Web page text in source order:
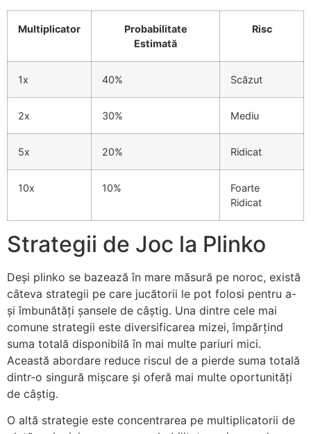
Multiplicator
Probabilitate
Estimată
Risc
1x 40% Scăzut
2x 30% Mediu
5x 20% Ridicat
10x 10%
Foarte
Ridicat
Strategii de Joc la Plinko
Deși plinko se bazează în mare măsură pe noroc, există
câteva strategii pe care jucătorii le pot folosi pentru a-
și îmbunătăți șansele de câștig. Una dintre cele mai
comune strategii este diversificarea mizei, împărțind
suma totală disponibilă în mai multe pariuri mici.
Această abordare reduce riscul de a pierde suma totală
dintr-o singură mișcare și oferă mai multe oportunități
de câștig.
O altă strategie este concentrarea pe multiplicatorii de